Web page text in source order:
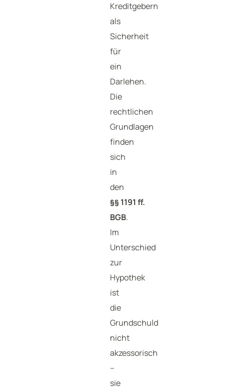
Kreditgebern
als
Sicherheit
für
ein
Darlehen.
Die
rechtlichen
Grundlagen
finden
sich
in
den
§§ 1191 ff.
BGB.
Im
Unterschied
zur
Hypothek
ist
die
Grundschuld
nicht
akzessorisch
–
sie